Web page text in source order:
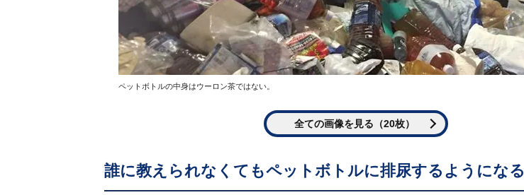
ペットボトルの中身はウーロン茶ではない。
全ての画像を見る（20枚）
誰に教えられなくてもペットボトルに排尿するようになる